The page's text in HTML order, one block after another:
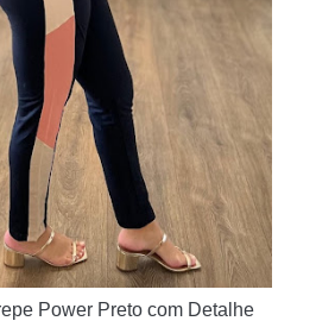
Power Preto com Detalhe